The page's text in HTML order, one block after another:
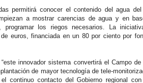
permitirá conocer el contenido del agua
a mostrar carencias de agua y en
programar los riegos necesarios. La
euros, financiada en un 80 por ciento por
innovador sistema convertirá el Campo
de mayor tecnología de tele-
continuo contacto del Gobierno regional